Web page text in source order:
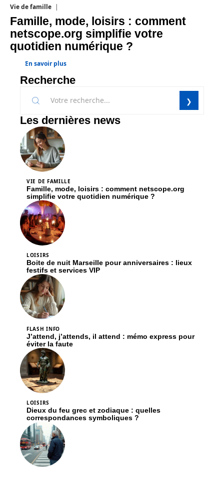
Vie de famille
Famille, mode, loisirs : comment
netscope.org simplifie votre
quotidien numérique ?
En savoir plus
Recherche
Les dernières news
VIE DE FAMILLE
Famille, mode, loisirs : comment netscope.org
simplifie votre quotidien numérique ?
LOISIRS
Boite de nuit Marseille pour anniversaires : lieux
festifs et services VIP
FLASH INFO
J’attend, j’attends, il attend : mémo express pour
éviter la faute
LOISIRS
Dieux du feu grec et zodiaque : quelles
correspondances symboliques ?